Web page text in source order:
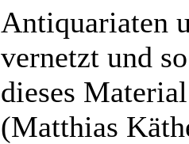
Antiquariaten
vernetzt und
dieses
(Matthias